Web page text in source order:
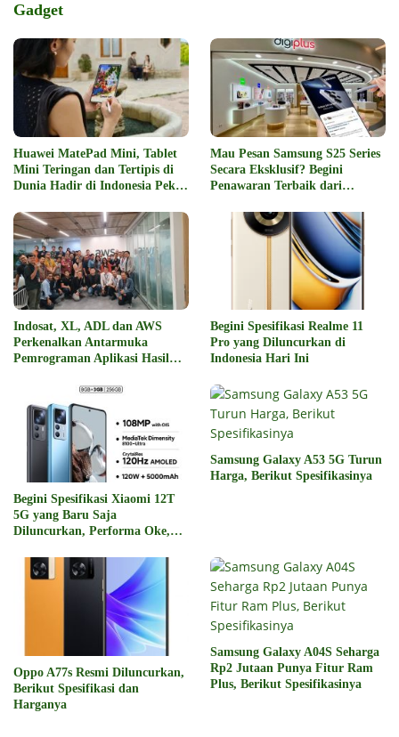
Gadget
Huawei MatePad Mini, Tablet
Mini Teringan dan Tertipis di
Dunia Hadir di Indonesia Pekan
Mau Pesan Samsung S25 Series
Secara Eksklusif? Begini
Penawaran Terbaik dari
Indosat, XL, ADL dan AWS
Perkenalkan Antarmuka
Pemrograman Aplikasi Hasil
Begini Spesifikasi Realme 11
Pro yang Diluncurkan di
Indonesia Hari Ini
Begini Spesifikasi Xiaomi 12T
5G yang Baru Saja
Diluncurkan, Performa Oke,
Samsung Galaxy A53 5G Turun
Harga, Berikut Spesifikasinya
Oppo A77s Resmi Diluncurkan,
Berikut Spesifikasi dan
Harganya
Samsung Galaxy A04S Seharga
Rp2 Jutaan Punya Fitur Ram
Plus, Berikut Spesifikasinya